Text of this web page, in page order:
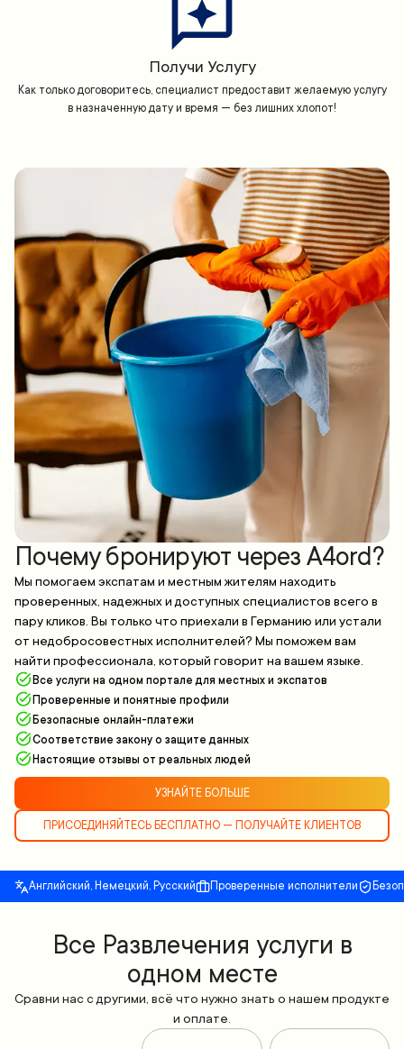
Получи Услугу
Как только договоритесь, специалист предоставит желаемую услугу
в назначенную дату и время — без лишних хлопот!
Почему бронируют через A4ord?
Мы помогаем экспатам и местным жителям находить
проверенных, надежных и доступных специалистов всего в
пару кликов. Вы только что приехали в Германию или устали
от недобросовестных исполнителей? Мы поможем вам
найти профессионала, который говорит на вашем языке.
Все услуги на одном портале для местных и экспатов
Проверенные и понятные профили
Безопасные онлайн-платежи
Соответствие закону о защите данных
Настоящие отзывы от реальных людей
УЗНАЙТЕ БОЛЬШЕ
ПРИСОЕДИНЯЙТЕСЬ БЕСПЛАТНО — ПОЛУЧАЙТЕ КЛИЕНТОВ
Английский, Немецкий, Русский Проверенные исполнители
Все Развлечения услуги в
одном месте
Сравни нас с другими, всё что нужно знать о нашем продукте
и оплате.